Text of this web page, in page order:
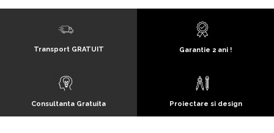
Transport GRATUIT Garantie 2 ani !
Consultanta Gratuita Proiectare si design